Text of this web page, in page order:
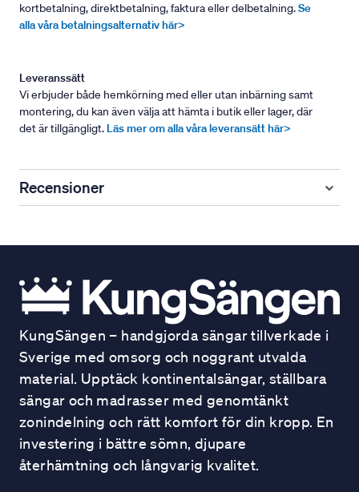
kortbetalning, direktbetalning, faktura eller delbetalning.Se
alla våra betalningsalternativ här>
Leveranssätt
Vi erbjuder både hemkörning med eller utan inbärning samt
montering, du kan även välja att hämta i butik eller lager, där
det är tillgängligt. Läs mer om alla våra leveransätt här>
Recensioner
KungSängen – handgjorda sängar tillverkade i
Sverige med omsorg och noggrant utvalda
material. Upptäck kontinentalsängar, ställbara
sängar och madrasser med genomtänkt
zonindelning och rätt komfort för din kropp. En
investering i bättre sömn, djupare
återhämtning och långvarig kvalitet.